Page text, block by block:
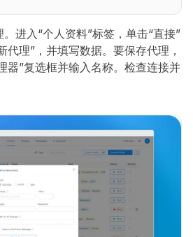
进入“个人资料”标签，单击“直接”
代理”，并填写数据。要保存代理，
器”复选框并输入名称。检查连接并